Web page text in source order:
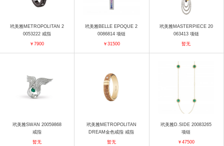
玳美雅METROPOLITAN 2
0053222 戒指
￥7900
玳美雅BELLE EPOQUE 2
0086814 项链
￥31500
玳美雅MASTERPIECE 20
063413 项链
暂无
玳美雅SWAN 20059868
戒指
暂无
玳美雅METROPOLITAN
DREAM金色戒指 戒指
暂无
玳美雅D.SIDE 20083265
项链
￥47500